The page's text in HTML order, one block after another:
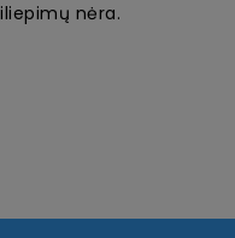
nėra.